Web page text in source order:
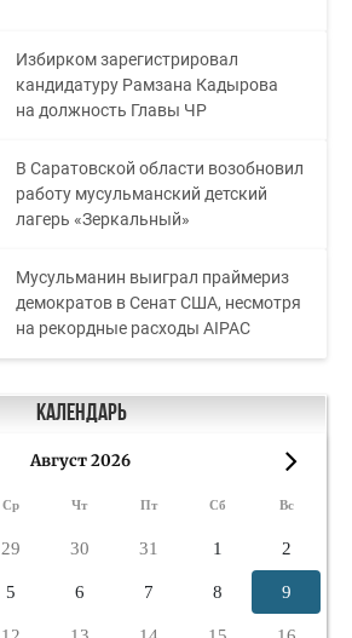
Избирком зарегистрировал
кандидатуру Рамзана Кадырова
на должность Главы ЧР
В Саратовской области возобновил
работу мусульманский детский
лагерь «Зеркальный»
Мусульманин выиграл праймериз
демократов в Сенат США, несмотря
на рекордные расходы AIPAC
Календарь
Август 2026
Ср Чт Пт Сб Вс
29 30 31 1 2
5 6 7 8 9